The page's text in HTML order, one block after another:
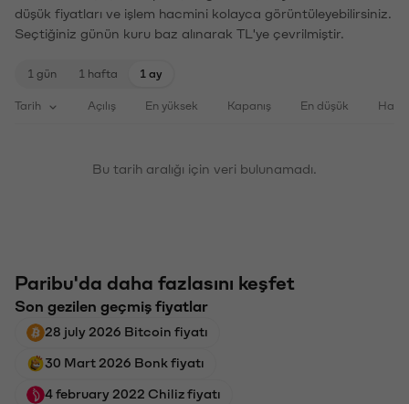
düşük fiyatları ve işlem hacmini kolayca görüntüleyebilirsiniz.
Seçtiğiniz günün kuru baz alınarak TL'ye çevrilmiştir.
1 gün 1 hafta 1 ay
Tarih Açılış En yüksek Kapanış En düşük
Bu tarih aralığı için veri bulunamadı.
Paribu'da daha fazlasını keşfet
Son gezilen geçmiş fiyatlar
28 july 2026 Bitcoin fiyatı
30 Mart 2026 Bonk fiyatı
4 february 2022 Chiliz fiyatı